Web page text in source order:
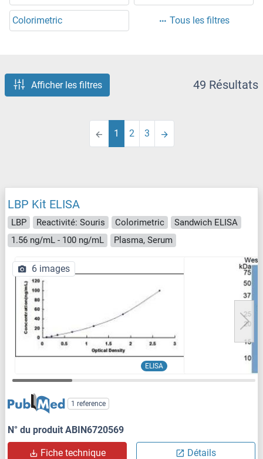
Colorimetric Tous les filtres
Afficher les filtres 49 Résultats
1 2 3
LBP Kit ELISA
LBP Reactivité: Souris Colorimetric
Sandwich ELISA
1.56 ng/mL - 100 ng/mL
Plasma, Serum
ELISA
6 images
1 reference
N° du produit ABIN6720569
Fiche technique Détails